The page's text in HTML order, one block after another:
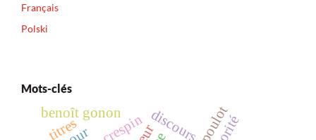
Français
Polski
Mots-clés
discours
benoît gonon
titres